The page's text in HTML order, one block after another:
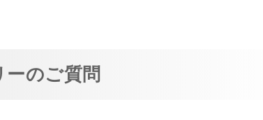
ーのご質問